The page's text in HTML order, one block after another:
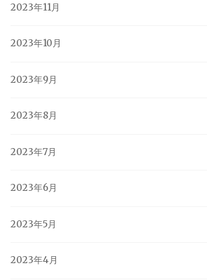
2023年11月
2023年10月
2023年9月
2023年8月
2023年7月
2023年6月
2023年5月
2023年4月